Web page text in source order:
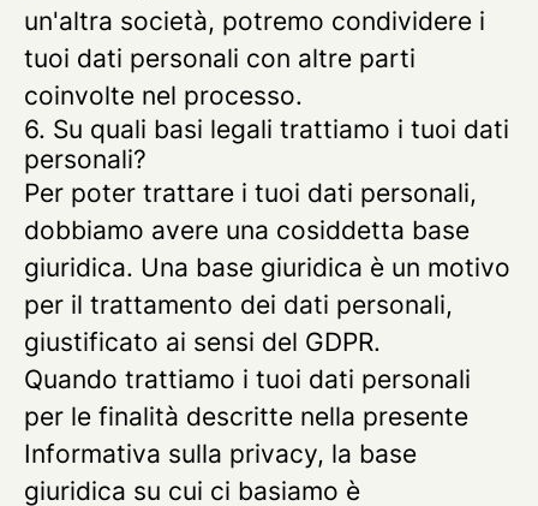
un'altra società, potremo condividere i
tuoi dati personali con altre parti
coinvolte nel processo.
6. Su quali basi legali trattiamo i tuoi dati
personali?
Per poter trattare i tuoi dati personali,
dobbiamo avere una cosiddetta base
giuridica. Una base giuridica è un motivo
per il trattamento dei dati personali,
giustificato ai sensi del GDPR.
Quando trattiamo i tuoi dati personali
per le finalità descritte nella presente
Informativa sulla privacy, la base
giuridica su cui ci basiamo è